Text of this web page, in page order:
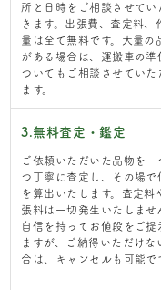
所と日時をご相談させてい
きます。出張費、査定料、
量は全て無料です。大量の
がある場合は、運搬車の準
ついてもご相談させていた
ます。
3.無料査定・鑑定
ご依頼いただいた品物を一
つ丁寧に査定し、その場で
を算出いたします。査定料
張料は一切発生いたしませ
自信を持ってお値段をご提
ますが、ご納得いただけな
合は、キャンセルも可能で